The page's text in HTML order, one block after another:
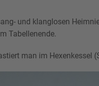
und klanglosen
Tabellenende.
man im Hexenkessel